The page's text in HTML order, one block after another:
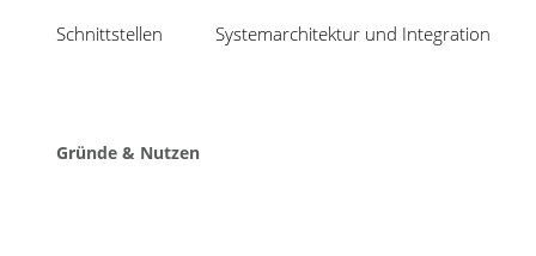
Schnittstellen Systemarchitektur und Integration
Gründe & Nutzen